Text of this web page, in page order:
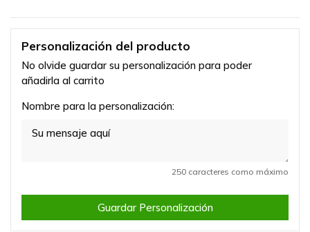
Personalización del producto
No olvide guardar su personalización para poder
añadirla al carrito
Nombre para la personalización:
250 caracteres como máximo
Guardar Personalización